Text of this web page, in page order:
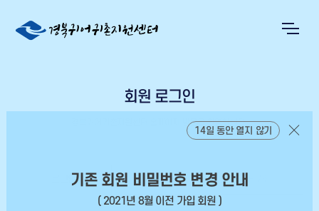
회원 로그인
경북귀어귀촌지원센터 홈페이지 방문을 환영합니다!
기존 회원 비밀번호 변경 안내
( 2021년 8월 이전 가입 회원 )
14일 동안 열지 않기
로그인 회원정보찾기 회원가입